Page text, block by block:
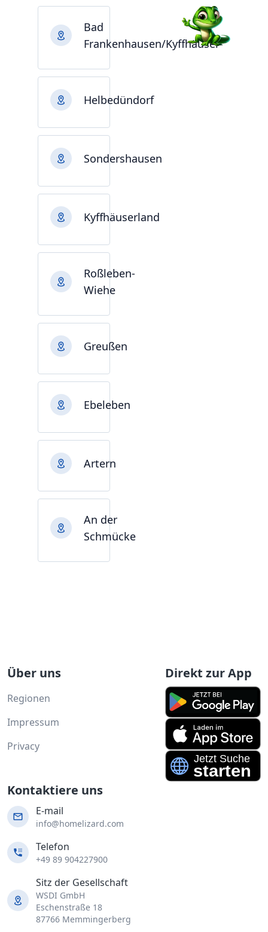
Bad
Frankenhausen/Kyffhäuser
Helbedündorf
Sondershausen
Kyffhäuserland
Roßleben-
Wiehe
Greußen
Ebeleben
Artern
An der
Schmücke
Über uns
Regionen
Impressum
Privacy
Direkt zur App
Kontaktiere uns
E-mail
info@homelizard.com
Telefon
+49 89 904227900
Sitz der Gesellschaft
WSDI GmbH
Eschenstraße 18
87766 Memmingerberg